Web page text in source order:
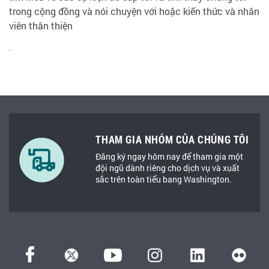
trong cộng đồng và nói chuyện với hoặc kiến thức và nhân
viên thân thiện
.
THAM GIA NHÓM CỦA CHÚNG TÔI
Đăng ký ngay hôm nay để tham gia một
đội ngũ dành riêng cho dịch vụ và xuất
sắc trên toàn tiểu bang Washington.